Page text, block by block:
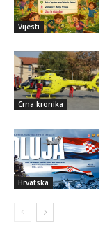
Vijesti
Crna kronika
Hrvatska